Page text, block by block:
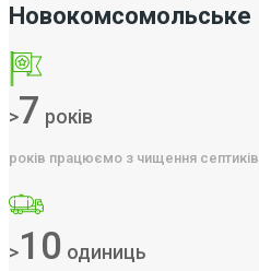
Новокомсомольське
>7 років
років працюємо з чищення септиків
>10 одиниць